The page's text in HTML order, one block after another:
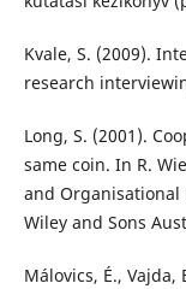
Kvale, S. (2009).
research
Long, S. (2001).
same coin. In R.
and Organisational
Wiley and Sons
Málovics, É., Vajda,